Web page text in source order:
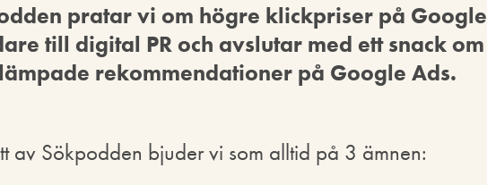
pratar vi om högre klickpriser på Google
till digital PR och avslutar med ett snack om
rekommendationer på Google Ads.
av Sökpodden bjuder vi som alltid på 3 ämnen: